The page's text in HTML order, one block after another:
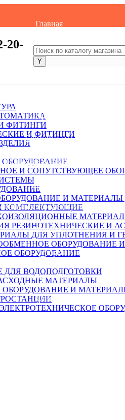
Главная
О компании
Вакансии
Партнеры
Сертификаты
Техническая информация
Каталоги
конфиденциальности
Новости
Обзоры
Как заказать
Оплата
20-
ФИТИНГИ
И ФИТИНГИ
И СОПУТСТВУЮЩЕЕ
И
КОМПЛЕКТУЮЩИЕ
РЕЗИНОТЕХНИЧЕСКИЕ И
ДЛЯ УПЛОТНЕНИЯ И
ОБОРУДОВАНИЕ
ОБОРУДОВАНИЕ
ДЛЯ ВОДОПОДГОТОВКИ
МАТЕРИАЛЫ
ОБОРУДОВАНИЕ И